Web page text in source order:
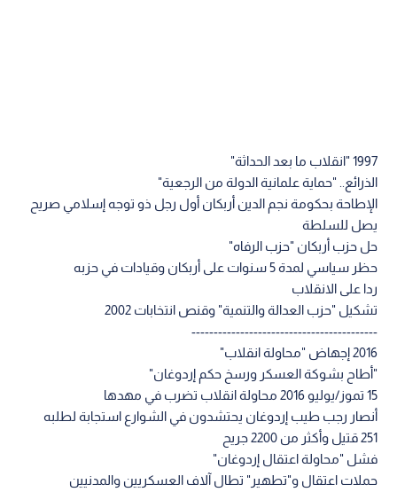
1997 "انقلاب ما بعد الحداثة"
الذرائع.. "حماية علمانية الدولة من الرجعية"
الإطاحة بحكومة نجم الدين أربكان أول رجل ذو توجه إسلامي صريح
يصل للسلطة
حل حزب أربكان "حزب الرفاه"
حظر سياسي لمدة 5 سنوات على أربكان وقيادات في حزبه
ردا على الانقلاب
تشكيل "حزب العدالة والتنمية" وقنص انتخابات 2002
------------------------------------------
2016 إجهاض "محاولة انقلاب"
"أطاح بشوكة العسكر ورسخ حكم إردوغان"
15 تموز/يوليو 2016 محاولة انقلاب تضرب في مهدها
أنصار رجب طيب إردوغان يحتشدون في الشوارع استجابة لطلبه
251 قتيل وأكثر من 2200 جريح
فشل "محاولة اعتقال إردوغان"
حملات اعتقال و"تطهير" تطال آلاف العسكريين والمدنيين